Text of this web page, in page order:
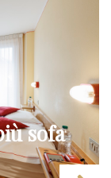
tripla